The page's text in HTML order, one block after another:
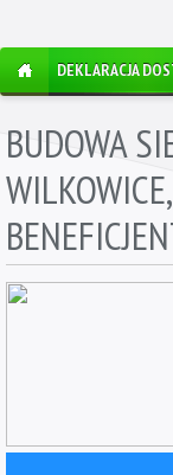
DEKLARACJA
BUDOWA